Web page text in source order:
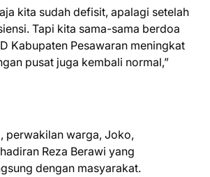
kita sudah defisit, apalagi setelah
Tapi kita sama-sama berdoa
Kabupaten Pesawaran meningkat
pusat juga kembali normal,”
perwakilan warga, Joko,
Reza Berawi yang
dengan masyarakat.